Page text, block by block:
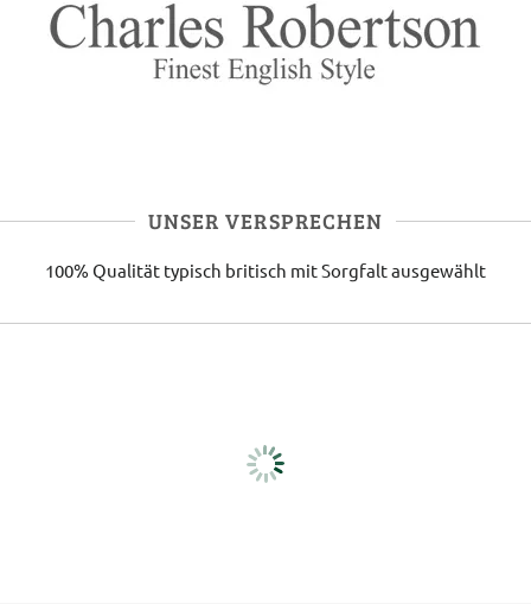
UNSER VERSPRECHEN
100% Qualität typisch britisch mit Sorgfalt ausgewählt